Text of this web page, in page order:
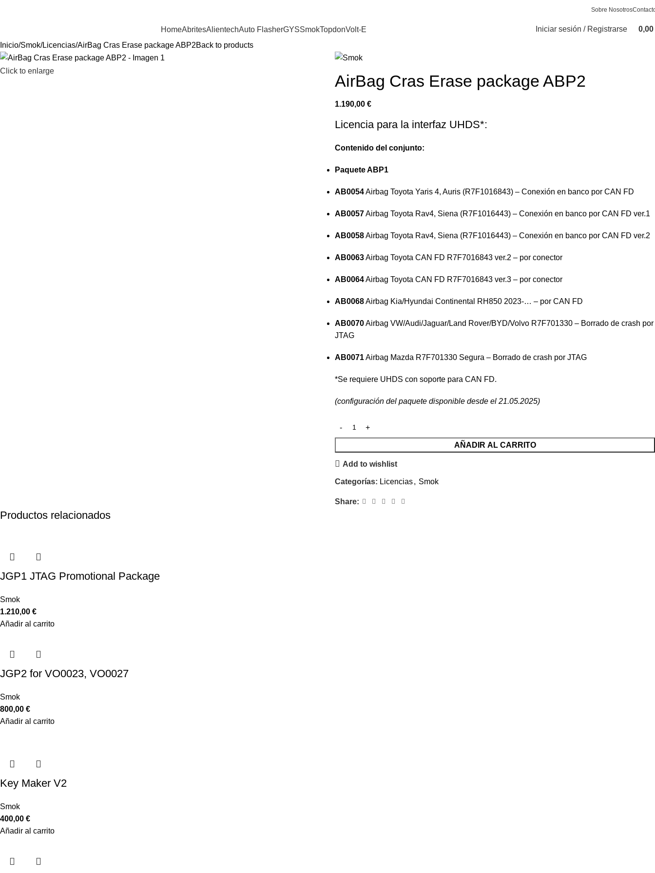
Sobre Nosotros
HomeAbritesAlientechAuto FlasherGYSSmokTopdonVolt-E Iniciar sesión / Registrarse
0,00
Inicio Smok Licencias AirBag Cras Erase package ABP2Back to products
Click to enlarge
AirBag Cras Erase package ABP2
1.190,00 €
Licencia para la interfaz UHDS*:
Contenido del conjunto:
Paquete ABP1
AB0054Airbag Toyota Yaris 4, Auris (R7F1016843) – Conexión en banco por CAN FD
AB0057Airbag Toyota Rav4, Siena (R7F1016443) – Conexión en banco por CAN FD ver.1
AB0058Airbag Toyota Rav4, Siena (R7F1016443) – Conexión en banco por CAN FD ver.2
AB0063Airbag Toyota CAN FD R7F7016843 ver.2 – por conector
AB0064Airbag Toyota CAN FD R7F7016843 ver.3 – por conector
AB0068Airbag Kia/Hyundai Continental RH850 2023-… – por CAN FD
AB0070Airbag VW/Audi/Jaguar/Land Rover/BYD/Volvo R7F701330 – Borrado de crash por
JTAG
AB0071Airbag Mazda R7F701330 Segura – Borrado de crash por JTAG
*Se requiere UHDS con soporte para CAN FD.
(configuración del paquete disponible desde el 21.05.2025)
AÑADIR AL CARRITO
Add to wishlist
Categorías: Licencias, Smok
Share:
Productos relacionados
JGP1 JTAG Promotional Package
Smok
1.210,00 €
Añadir al carrito
JGP2 for VO0023, VO0027
Smok
800,00 €
Añadir al carrito
Key Maker V2
Smok
400,00 €
Añadir al carrito